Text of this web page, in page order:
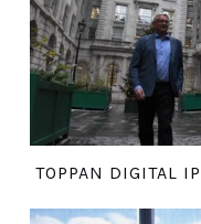
TOPPAN DIGITAL